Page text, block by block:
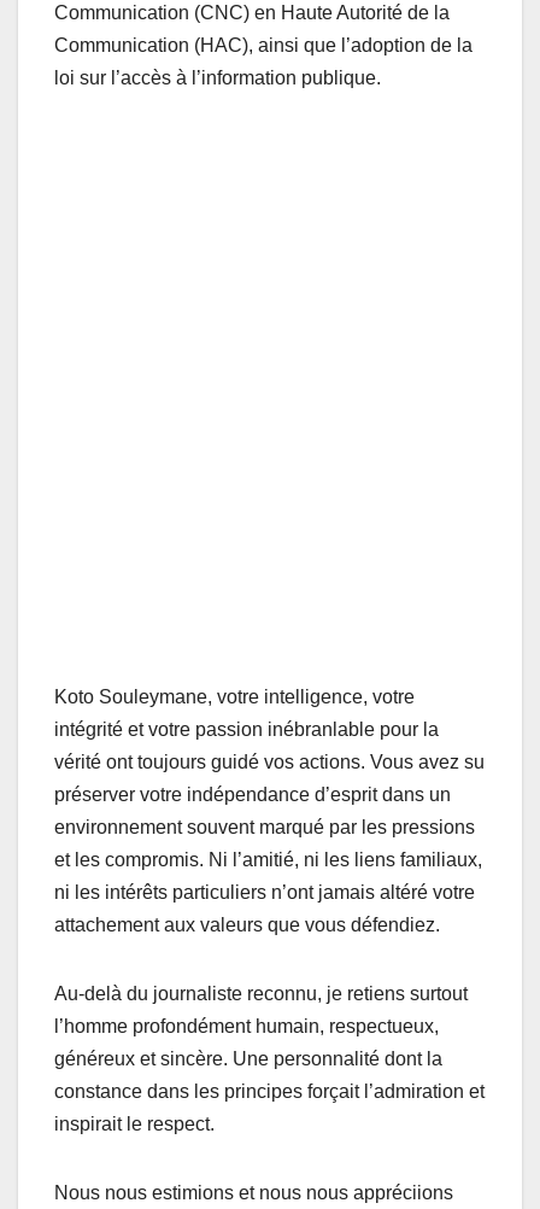
Communication (CNC) en Haute Autorité de la
Communication (HAC), ainsi que l’adoption de la
loi sur l’accès à l’information publique.
Koto Souleymane, votre intelligence, votre
intégrité et votre passion inébranlable pour la
vérité ont toujours guidé vos actions. Vous avez su
préserver votre indépendance d’esprit dans un
environnement souvent marqué par les pressions
et les compromis. Ni l’amitié, ni les liens familiaux,
ni les intérêts particuliers n’ont jamais altéré votre
attachement aux valeurs que vous défendiez.
Au-delà du journaliste reconnu, je retiens surtout
l’homme profondément humain, respectueux,
généreux et sincère. Une personnalité dont la
constance dans les principes forçait l’admiration et
inspirait le respect.
Nous nous estimions et nous nous appréciions